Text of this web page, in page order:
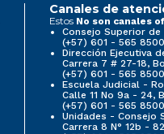
Canales de
Estos No son canales
Consejo Superior
(+57) 601 - 565 8500
Dirección Ejecutiva
Carrera 7 # 27-18,
(+57) 601 - 565 8500
Escuela Judicial -
Calle 11 No 9a - 24,
(+57) 601 - 565 8500
Unidades - Consejo
Carrera 8 N° 12b -